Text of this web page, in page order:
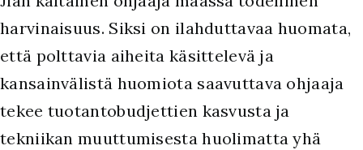
harvinaisuus. Siksi on ilahduttavaa huomata,
että polttavia aiheita käsittelevä ja
kansainvälistä huomiota saavuttava ohjaaja
tekee tuotantobudjettien kasvusta ja
tekniikan muuttumisesta huolimatta yhä